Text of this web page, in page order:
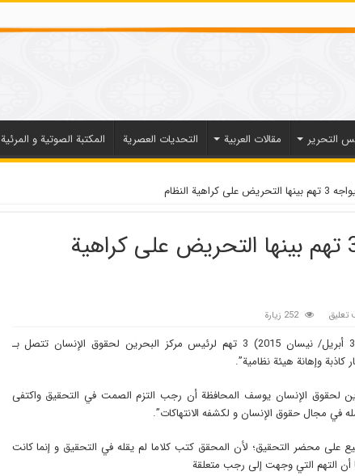
التحرير مقالات العربیة التحديات العصرية المكتبة الصوتية و المرئية
كراهية النظام
نبيل رجب يواجه 3 تهم بينها التحريض على كراهية
تعليق 252 زيارة
وجهت التحقيقات الجنائية (الجمعة 3 أبريل/ نيسان 2015) 3 تهم لرئيس مركز البحرين لحقوق الإنسان تتصل بـ
وإهانة هيئة نظامية”.
لحقوق الإنسان يوسف المحافظة أن رجب التزم الصمت في التحقيق واكتفى
في مجال حقوق الإنسان و لكشفه الانتهاكات”.
على محضر التحقيق؛ لأن المحقق كتب كلاما لم يقله في التحقيق و إنما كانت
أن التهم التي وجهت إلى رجب متعلقة